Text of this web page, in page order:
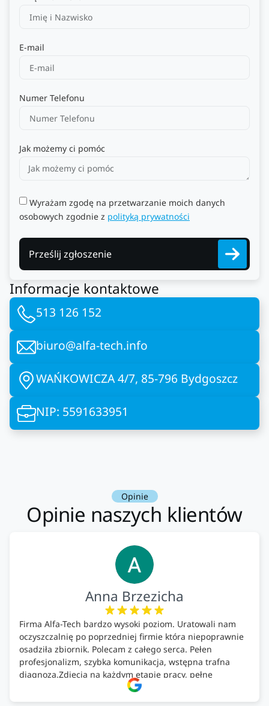
E-mail
Numer Telefonu
Jak możemy ci pomóc
Wyrażam zgodę na przetwarzanie moich danych
osobowych zgodnie z polityką prywatności
Prześlij zgłoszenie
Informacje kontaktowe
513 126 152
biuro@alfa-tech.info
WAŃKOWICZA 4/7, 85-796 Bydgoszcz
NIP: 5591633951
Opinie
Opinie naszych klientów
Anna Brzezicha
Firma Alfa-Tech bardzo wysoki poziom. Uratowali nam
oczyszczalnię po poprzedniej firmie która niepoprawnie
osadziła zbiornik. Polecam z całego serca. Pełen
profesjonalizm, szybka komunikacja, wstępna trafna
diagnoza.Zdjęcia na każdym etapie pracy, pełne
doradztwo.Dobrze wyszkoleni i znający się na rzeczy.
Podsumowując ekipa na wysokim poziomie, rzetelna.